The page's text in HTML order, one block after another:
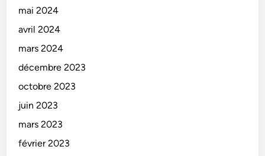
mai 2024
avril 2024
mars 2024
décembre 2023
octobre 2023
juin 2023
mars 2023
février 2023